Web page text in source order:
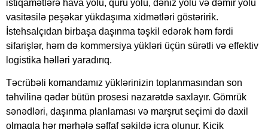
istiqamətlərə hava yolu, quru yolu, dəniz yolu və dəmir yolu
vasitəsilə peşəkar yükdaşıma xidmətləri göstəririk.
İstehsalçıdan birbaşa daşınma təşkil edərək həm fərdi
sifarişlər, həm də kommersiya yükləri üçün sürətli və effektiv
logistika həlləri yaradırıq.
Təcrübəli komandamız yüklərinizin toplanmasından son
təhvilinə qədər bütün prosesi nəzarətdə saxlayır. Gömrük
sənədləri, daşınma planlaması və marşrut seçimi də daxil
olmaqla hər mərhələ şəffaf şəkildə icra olunur. Kiçik